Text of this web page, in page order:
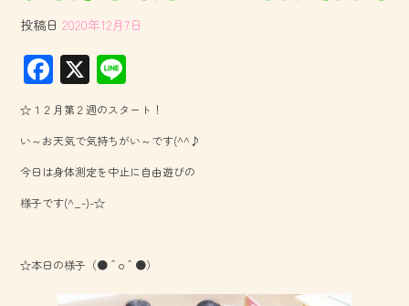
投稿日 2020年12月7日
F
ac
e
b
o
ok
X
ne
☆１２月第２週のスタート！
い～お天気で気持ちがい～です(^^♪
今日は身体測定を中止に自由遊びの
様子です(^_-)-☆
☆本日の様子（●＾o＾●）